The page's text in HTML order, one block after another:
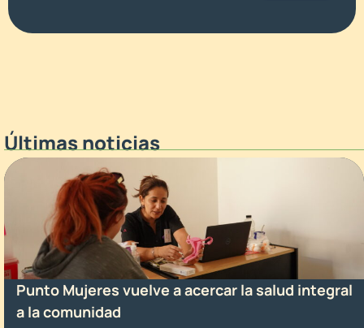
Últimas noticias
Punto Mujeres vuelve a acercar la salud integral
a la comunidad